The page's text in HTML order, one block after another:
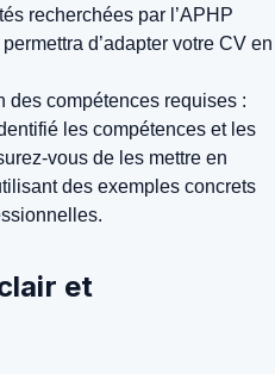
recherchées par l’APHP
d’adapter votre CV en
des compétences requises :
les compétences et les
vous de les mettre en
des exemples concrets
et